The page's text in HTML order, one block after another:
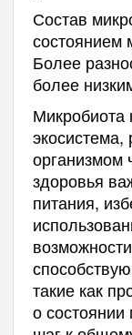
Состав
состоянием
Более
более
Микробиота
организмом
здоровья
питания,
такие как
о